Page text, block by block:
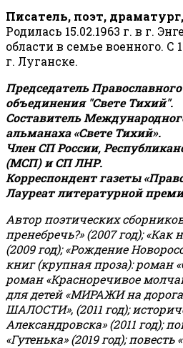
Писатель, поэт,
Родилась 15.02.1963 г. в г.
области в семье военного. С
г. Луганске.
Председатель
объединения "Свете Тихий".
Составитель
альманаха «Свете Тихий».
Член СП России,
(МСП) и СП ЛНР.
Корреспондент газеты
Лауреат литературной
Автор поэтических
пренебречь?» (2007 год); «Как
(2009 год); «Рождение
книг (крупная проза): роман
роман «Красноречивое
для детей «МИРАЖИ на
ШАЛОСТИ», (2011 год);
Александровска» (2011 год);
«Гутенька» (2019 год);